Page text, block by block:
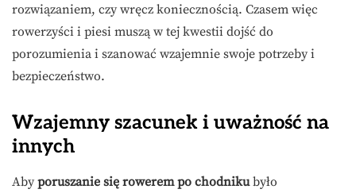
rozwiązaniem, czy wręcz koniecznością. Czasem więc
rowerzyści i piesi muszą w tej kwestii dojść do
porozumienia i szanować wzajemnie swoje potrzeby i
bezpieczeństwo.
Wzajemny szacunek i uważność na
innych
Aby poruszanie się rowerem po chodnikubyło